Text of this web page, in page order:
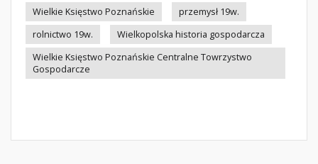
Wielkie Księstwo Poznańskie
przemysł 19w.
rolnictwo 19w.
Wielkopolska historia gospodarcza
Wielkie Księstwo Poznańskie Centralne Towrzystwo
Gospodarcze